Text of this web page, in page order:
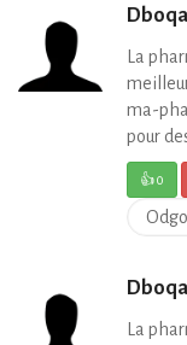
La
ma-
pour
👍0
La